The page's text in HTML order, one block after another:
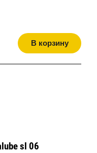
В корзину
sl 06